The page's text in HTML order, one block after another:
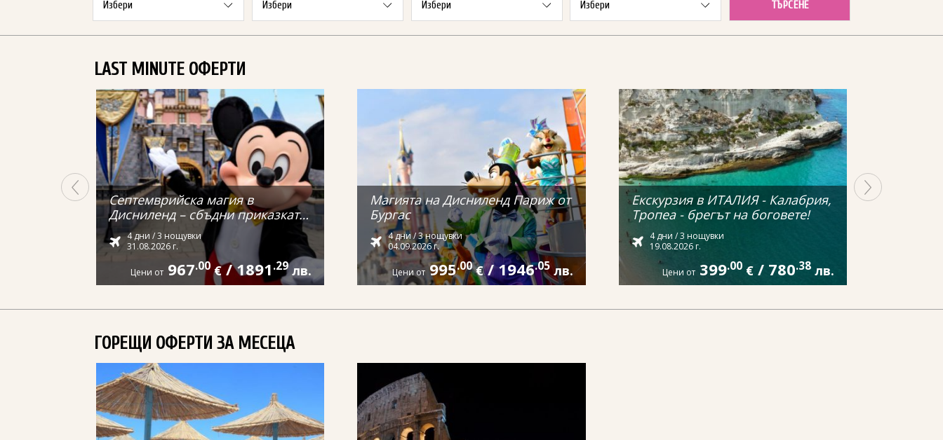
ТЪРСЕНЕ
LAST MINUTE ОФЕРТИ
Септемврийска магия в
Дисниленд – сбъдни приказката
си от Варна4 дни / 3 нощувки
31.08.2026 г.
Цени от 967.00 € / 1891.29 лв.
Магията на Дисниленд Париж от
Бургас
4 дни / 3 нощувки
04.09.2026 г.
Цени от 995.00 € / 1946.05 лв.
Екскурзия в ИТАЛИЯ - Калабрия,
Тропеа - брегът на боговете!
4 дни / 3 нощувки
19.08.2026 г.
Цени от 399.00 € / 780.38 лв.
ГОРЕЩИ ОФЕРТИ ЗА МЕСЕЦА